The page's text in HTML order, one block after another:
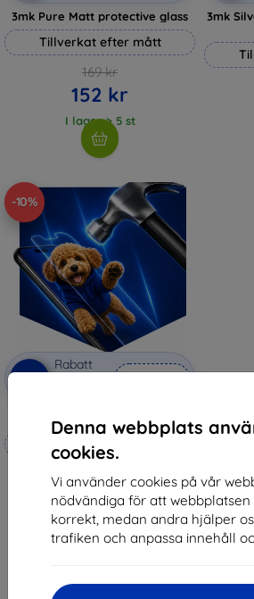
Denna webbplats
cookies.
Vi använder cookies på vår
nödvändiga för att
korrekt, medan andra hjälper
trafiken och anpassa innehåll
3mk Pure Matt protective glass
Tillverkat efter mått
169 kr
152 kr
I lager > 5 st
3mk
-10%
-10%
Rabatt
3mk Hammer protective film
Tillverkat efter mått
247 kr
222 kr
I lager 4 st